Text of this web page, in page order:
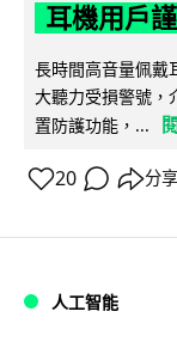
耳機用戶
長時間高音量佩戴
大聽力受損警號，
置防護功能，...
20 分享
人工智能